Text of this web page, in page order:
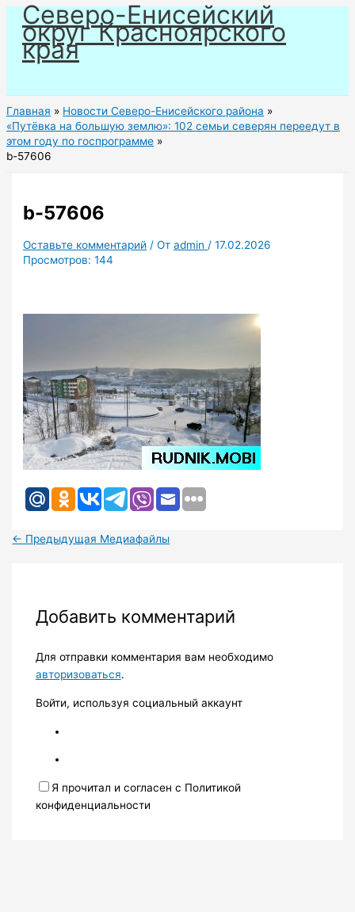
Перейти
содержимому
Северо-Енисейский
округ Красноярского
края
Главная
Новости Северо-Енисейского района
«Путёвка на большую землю»: 102 семьи северян переедут в
этом году по госпрограмме
b-57606
b-57606
Оставьте комментарий / Отadmin /17.02.2026
Просмотров: 144
← Предыдущая Медиафайлы
Добавить комментарий
Для отправки комментария вам необходимо
авторизоваться.
Войти, используя социальный аккаунт
Я прочитал и согласен с Политикой
конфиденциальности